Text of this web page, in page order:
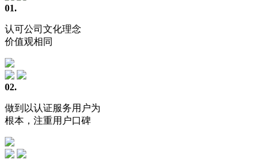
01.
认可公司文化理念
价值观相同
02.
做到以认证服务用户为
根本，注重用户口碑